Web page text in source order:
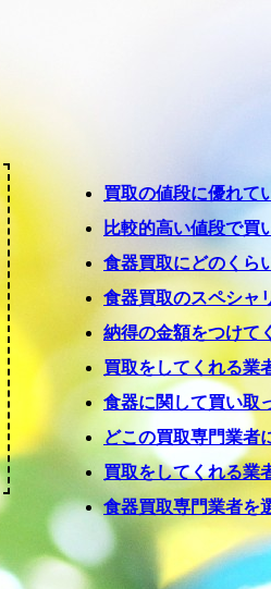
買取の値段に優れて
比較的高い値段で買
食器買取にどのくら
食器買取のスペシャ
納得の金額をつけて
買取をしてくれる業
食器に関して買い取
どこの買取専門業者
買取をしてくれる業
食器買取専門業者を